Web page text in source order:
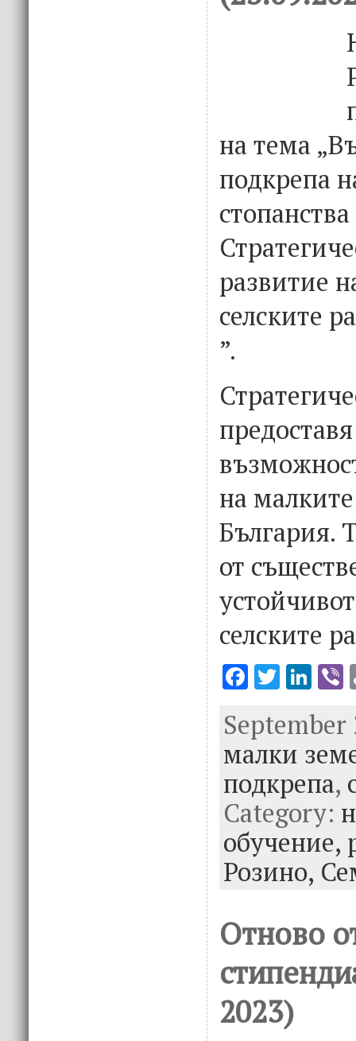
на тема
подкрепа
развитие
селските
”.
на
България.
от
селските
F
e
b
o
o
k
T
it
te
r
Li
k
e
dI
n
September
малки
подкрепа,
Category:
обучение,
Розино,
Отново
2023)